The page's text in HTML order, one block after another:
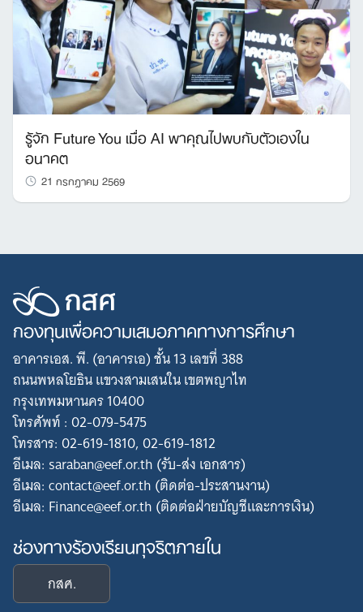
รู้จัก Future You เมื่อ AI พาคุณไปพบกับตัวเองใน
อนาคต
21 กรกฎาคม 2569
กองทุนเพื่อความเสมอภาคทางการศึกษา
อาคารเอส. พี. (อาคารเอ) ชั้น 13 เลขที่ 388
ถนนพหลโยธิน แขวงสามเสนใน เขตพญาไท
กรุงเทพมหานคร 10400
โทรศัพท์ : 02-079-5475
โทรสาร: 02-619-1810, 02-619-1812
อีเมล: saraban@eef.or.th (รับ-ส่ง เอกสาร)
อีเมล: contact@eef.or.th (ติดต่อ-ประสานงาน)
อีเมล: Finance@eef.or.th (ติดต่อฝ่ายบัญชีและการเงิน)
ช่องทางร้องเรียนทุจริตภายใน
กสศ.